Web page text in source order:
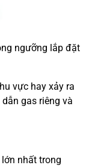
ngưỡng lắp đặt
vực hay xảy ra
gas riêng và
nhất trong